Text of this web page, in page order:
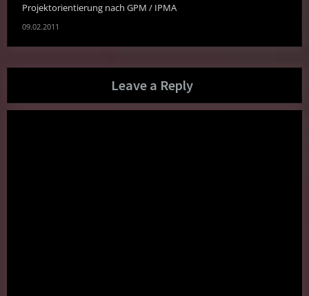
Projektorientierung nach GPM / IPMA
09.02.2011
Leave a Reply